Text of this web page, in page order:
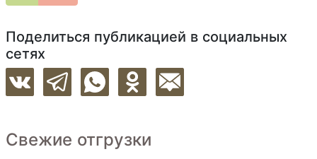
Свежие отгрузки
Поделиться публикацией в социальных
сетях